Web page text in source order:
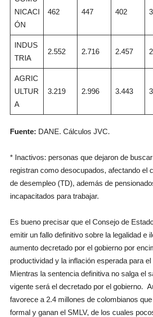
NICACI
ÓN
462 447 402
INDUS
TRIA
2.552 2.716 2.457
AGRIC
ULTUR
A
3.219 2.996 3.443
Fuente: DANE. Cálculos JVC.
* Inactivos: personas que dejaron de
registran como desocupados, afectando el
de desempleo (TD), además de
incapacitados para trabajar.
Es bueno precisar que el Consejo de
emitir un fallo definitivo sobre la legalidad e
aumento decretado por el gobierno por
productividad y la inflación esperada para el
Mientras la sentencia definitiva no salga el
vigente será el decretado por el gobierno.
favorece a 2.4 millones de colombianos
formal y ganan el SMLV, de los cuales